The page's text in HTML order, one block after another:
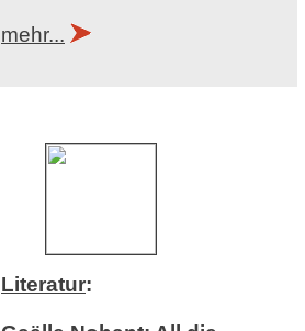
mehr...
Literatur: